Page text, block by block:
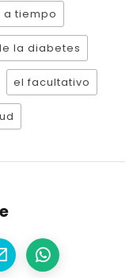
a tiempo
la diabetes
el facultativo